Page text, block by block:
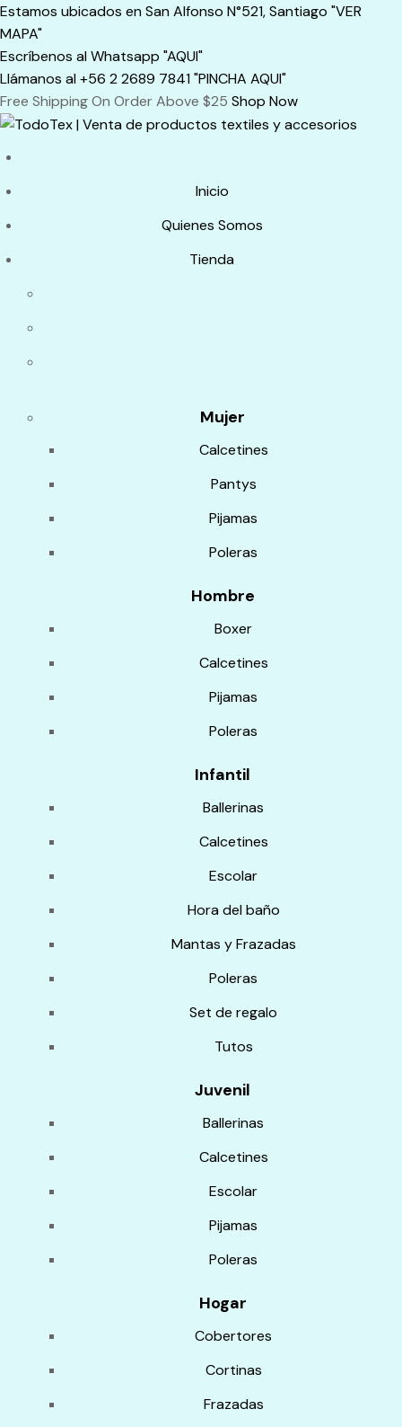
Skip
to
content
Estamos ubicados en San Alfonso N°521, Santiago "VER
MAPA"
Escríbenos al Whatsapp "AQUI"
Llámanos al +56 2 2689 7841 "PINCHA AQUI"
Free Shipping On Order Above $25 Shop Now
Inicio
Quienes Somos
Tienda
Mujer
Calcetines
Pantys
Pijamas
Poleras
Hombre
Boxer
Calcetines
Pijamas
Poleras
Infantil
Ballerinas
Calcetines
Escolar
Hora del baño
Mantas y Frazadas
Poleras
Set de regalo
Tutos
Juvenil
Ballerinas
Calcetines
Escolar
Pijamas
Poleras
Hogar
Cobertores
Cortinas
Frazadas